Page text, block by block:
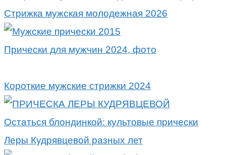
Стрижка мужская молодежная 2026
Прически для мужчин 2024, фото
Короткие мужские стрижки 2024
Остаться блондинкой: культовые прически
Леры Кудрявцевой разных лет